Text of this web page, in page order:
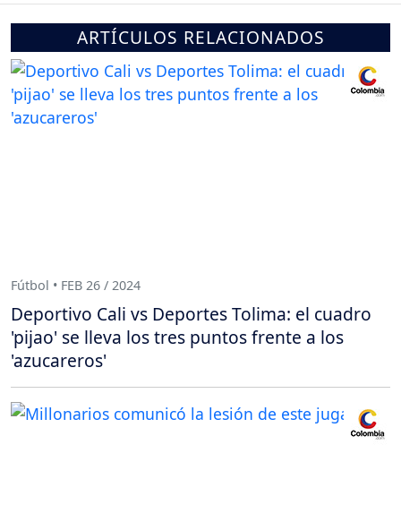
ARTÍCULOS RELACIONADOS
Fútbol • FEB 26 / 2024
Deportivo Cali vs Deportes Tolima: el cuadro
'pijao' se lleva los tres puntos frente a los
'azucareros'